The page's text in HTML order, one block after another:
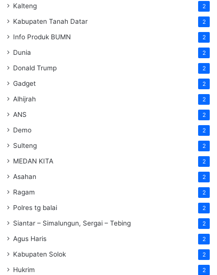
Kalteng 2
Kabupaten Tanah Datar 2
Info Produk BUMN 2
Dunia 2
Donald Trump 2
Gadget 2
Alhijrah 2
ANS 2
Demo 2
Sulteng 2
MEDAN KITA 2
Asahan 2
Ragam 2
Polres tg balai 2
Siantar – Simalungun, Sergai – Tebing 2
Agus Haris 2
Kabupaten Solok 2
Hukrim 2